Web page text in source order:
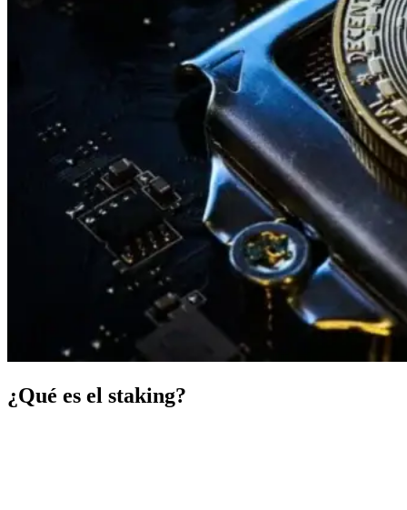
¿Qué es el staking?